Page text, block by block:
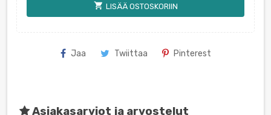
shopping_cart LISÄÄ OSTOSKORIIN
Jaa Twiittaa Pinterest
Asiakasarviot ja arvostelut